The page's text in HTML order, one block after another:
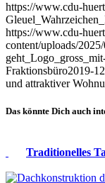
https://www.cdu-
https://www.cdu-
content/uploads/
Fraktionsbüro2019-
und attraktiver
Das könnte Dich auch
Traditionelles